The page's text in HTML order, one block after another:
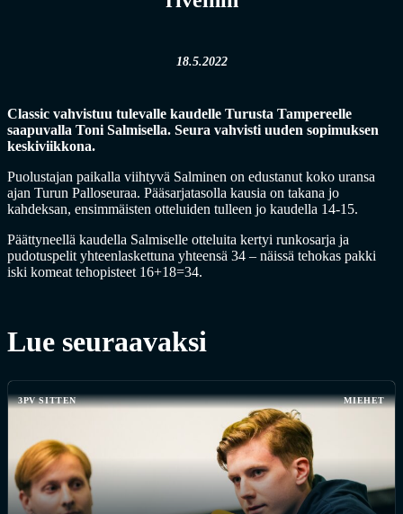
18.5.2022
Classic vahvistuu tulevalle kaudelle Turusta Tampereelle
saapuvalla Toni Salmisella. Seura vahvisti uuden sopimuksen
keskiviikkona.
Puolustajan paikalla viihtyvä Salminen on edustanut koko uransa
ajan Turun Palloseuraa. Pääsarjatasolla kausia on takana jo
kahdeksan, ensimmäisten otteluiden tulleen jo kaudella 14-15.
Päättyneellä kaudella Salmiselle otteluita kertyi runkosarja ja
pudotuspelit yhteenlaskettuna yhteensä 34 – näissä tehokas pakki
iski komeat tehopisteet 16+18=34.
Lue seuraavaksi
3PV SITTEN MIEHET